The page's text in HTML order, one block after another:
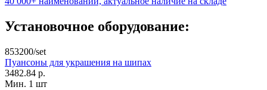
Установочное оборудование:
853200/set
Пуансоны для украшения на шипах
3482.84 р.
Мин. 1 шт